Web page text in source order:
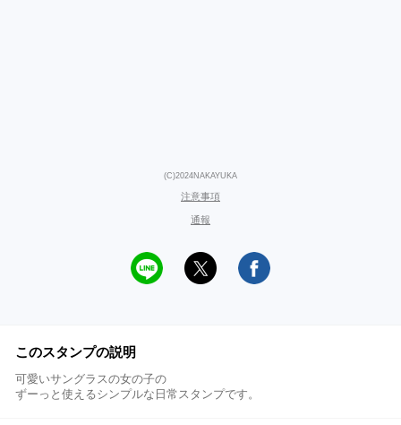
(C)2024NAKAYUKA
注意事項
通報
このスタンプの説明
可愛いサングラスの女の子の
ずーっと使えるシンプルな日常スタンプです。